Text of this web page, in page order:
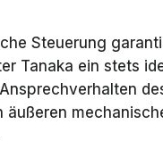
Steuerung
Tanaka ein stets
äußeren